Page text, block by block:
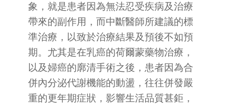
象，就是患者因為無法忍受疾病及治療
帶來的副作用，而中斷醫師所建議的標
準治療，以致於治療結果及預後不如預
期。尤其是在乳癌的荷爾蒙藥物治療，
以及婦癌的廓清手術之後，患者因為合
併內分泌代謝機能的動盪，往往併發嚴
重的更年期症狀，影響生活品質甚鉅，